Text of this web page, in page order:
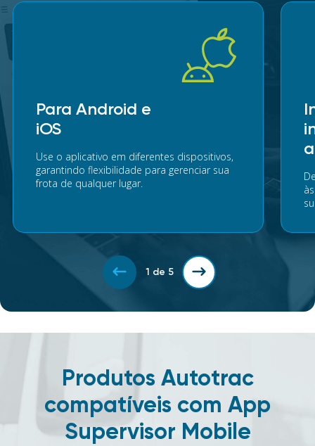
Para Android e
iOS
Use o aplicativo em diferentes dispositivos,
garantindo flexibilidade para gerenciar sua
frota de qualquer lugar.
1 de 5
Produtos Autotrac
compatíveis com App
Supervisor Mobile